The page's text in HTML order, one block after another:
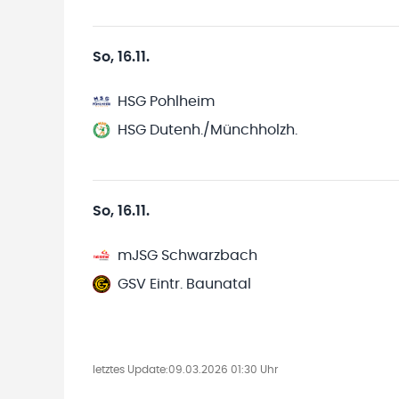
So, 16.11.
HSG Pohlheim
HSG Dutenh./Münchholzh.
So, 16.11.
mJSG Schwarzbach
GSV Eintr. Baunatal
letztes Update:09.03.2026 01:30 Uhr